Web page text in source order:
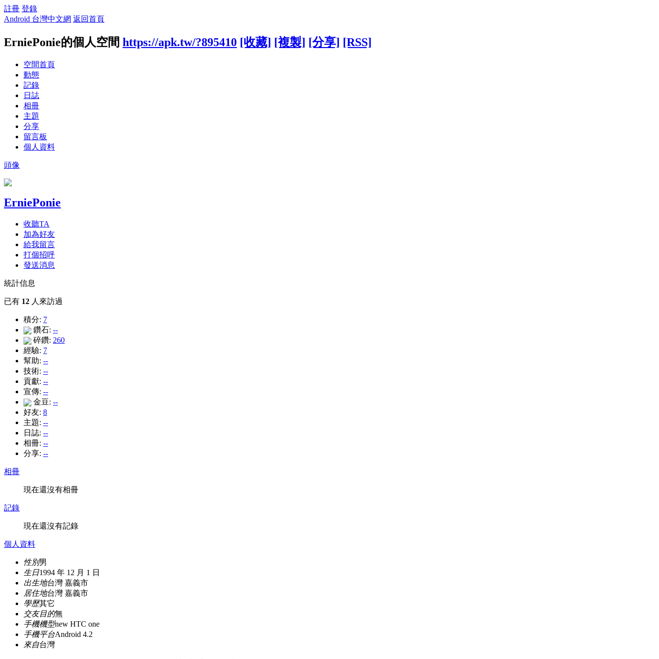
註冊 登錄
Android 台灣中文網 返回首頁
ErniePonie的個人空間 https://apk.tw/?895410 [收藏] [複製] [分享] [RSS]
空間首頁
動態
記錄
日誌
相冊
主題
分享
留言板
個人資料
頭像
ErniePonie
收聽TA
加為好友
給我留言
打個招呼
發送消息
統計信息
已有 12 人來訪過
積分: 7
鑽石: --
碎鑽: 260
經驗: 7
幫助: --
技術: --
貢獻: --
宣傳: --
金豆: --
好友: 8
主題: --
日誌: --
相冊: --
分享: --
相冊
現在還沒有相冊
記錄
現在還沒有記錄
個人資料
性別男
生日1994 年 12 月 1 日
出生地台灣 嘉義市
居住地台灣 嘉義市
學歷其它
交友目的無
手機機型new HTC one
手機平台Android 4.2
來自台灣